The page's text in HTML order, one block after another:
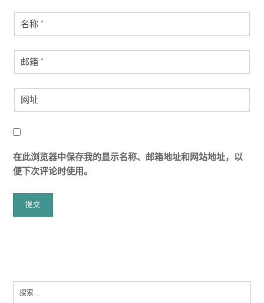
在此浏览器中保存我的显示名称、邮箱地址和网站地址，以
便下次评论时使用。
Search